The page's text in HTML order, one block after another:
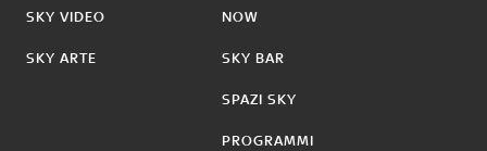
SKY VIDEO
SKY ARTE
NOW
SKY BAR
SPAZI SKY
PROGRAMMI